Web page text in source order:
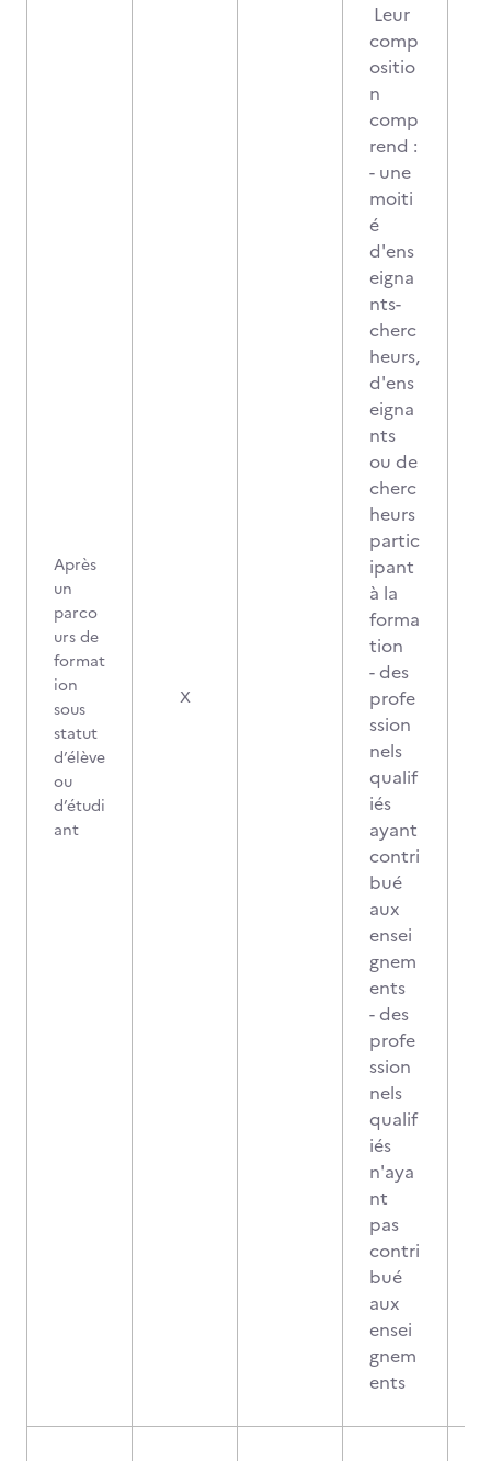
Après
un
parco
urs de
format
ion
sous
statut
d’élève
ou
d’étudi
ant
X
Leur
comp
ositio
n
comp
rend :
- une
moiti
é
d'ens
eigna
nts-
cherc
heurs,
d'ens
eigna
nts
ou de
cherc
heurs
partic
ipant
à la
forma
tion
- des
profe
ssion
nels
qualif
iés
ayant
contri
bué
aux
ensei
gnem
ents
- des
profe
ssion
nels
qualif
iés
n'aya
nt
pas
contri
bué
aux
ensei
gnem
ents